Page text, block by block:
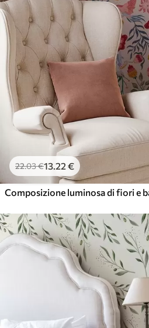
22.03€13.22 €